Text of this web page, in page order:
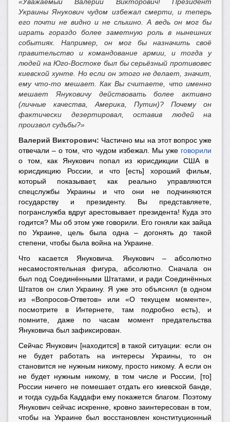
Украины Янукович чудом избежал смерти, и теперь
его почти не видно и не слышно. А ведь он мог бы
играть гораздо более заметную роль в нынешних
событиях. Например, он мог бы назначить своё
правительство и командование армии, и тогда у
людей на Юго-Востоке был бы серьёзный противовес
киевской хунте. Но если он этого не делает, значит,
ему что-то мешает. Как Вы считаете, что именно
мешает Януковичу действовать более активно
(личные качества, Америка, Путин)? Почему он
фактически дезертировал, оставив людей на
произвол судьбы?»
Валерий Викторович: Частично мы на этот вопрос уже
отвечали – о том, что чудом избежал. Мы уже говорили
о том, как Янукович попал из юрисдикции США в
юрисдикцию России, и что [есть] хороший фильм,
который показывает, как реально управляются
спецслужбы Украины и что они не подчиняются
государству и президенту. Вы представляете,
погранслужба вдруг арестовывает президента! Куда это
годится? Мы об этом уже говорили. Его гоняли как зайца
по Украине, цель была одна – догонять до такой
степени, чтобы была война на Украине.
Что касается Януковича. Янукович – абсолютно
несамостоятельная фигура, абсолютно. Сначала он
был под Соединёнными Штатами, и ради Соединённых
Штатов он слил Украину. Я уже это объяснял (в одном
из «Вопросов-Ответов» или «О текущем моменте»,
посмотрите в Интернете, там подробно есть), и
помните, даже по часам момент предательства
Януковича был зафиксирован.
Сейчас Янукович [находится] в такой ситуации: если он
не будет работать на интересы Украины, то он
становится не нужным никому, просто никому. А если он
не будет нужным никому, в том числе и России, [то]
России ничего не помешает отдать его киевской банде,
и тогда судьба Каддафи ему покажется благом. Поэтому
Янукович сейчас искренне, кровно заинтересован в том,
чтобы на Украине был восстановлен конституционный